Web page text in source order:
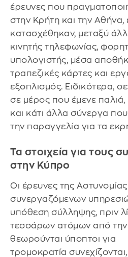
έρευνες που
στην Κρήτη και την Αθήνα,
κατασχέθηκαν, μεταξύ
κινητής τηλεφωνίας,
υπολογιστής, μέσα
τραπεζικές κάρτες και
εξοπλισμός. Ειδικότερα,
σε μέρος που έμενε παλιά,
και κάτι άλλα σύνεργα
την παραγγελία για τα
Τα στοιχεία για τους
στην Κύπρο
Οι έρευνες της
συνεργαζόμενων
υπόθεση σύλληψης, πριν
τεσσάρων ατόμων από την
θεωρούνται ύποπτοι για
τρομοκρατία